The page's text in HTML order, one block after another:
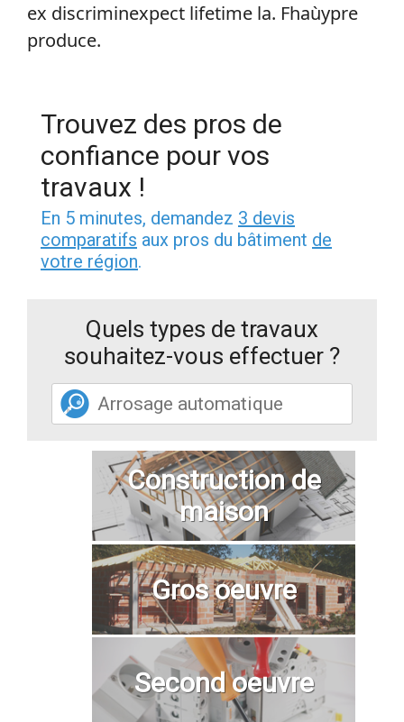
ex discriminexpect lifetime la. Fhaùypre
produce.
Trouvez des pros de
confiance pour vos
travaux !
En 5 minutes, demandez 3 devis
comparatifs aux pros du bâtiment de
votre région.
Quels types de travaux
souhaitez-vous effectuer ?
Construction de
maison
Gros oeuvre
Second oeuvre